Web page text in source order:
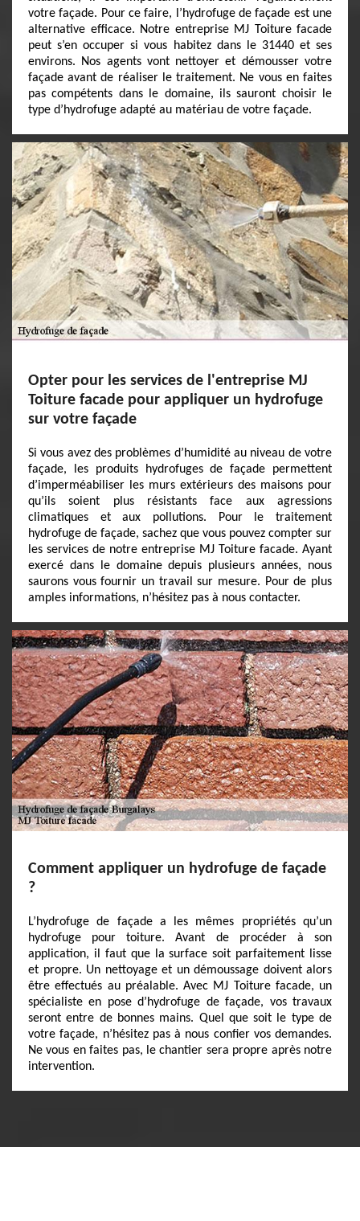
votre façade. Pour ce faire, l’hydrofuge de façade est une
alternative efficace. Notre entreprise MJ Toiture facade
peut s’en occuper si vous habitez dans le 31440 et ses
environs. Nos agents vont nettoyer et démousser votre
façade avant de réaliser le traitement. Ne vous en faites
pas compétents dans le domaine, ils sauront choisir le
type d’hydrofuge adapté au matériau de votre façade.
Opter pour les services de l'entreprise MJ
Toiture facade pour appliquer un hydrofuge
sur votre façade
Si vous avez des problèmes d’humidité au niveau de votre
façade, les produits hydrofuges de façade permettent
d’imperméabiliser les murs extérieurs des maisons pour
qu’ils soient plus résistants face aux agressions
climatiques et aux pollutions. Pour le traitement
hydrofuge de façade, sachez que vous pouvez compter sur
les services de notre entreprise MJ Toiture facade. Ayant
exercé dans le domaine depuis plusieurs années, nous
saurons vous fournir un travail sur mesure. Pour de plus
amples informations, n’hésitez pas à nous contacter.
Comment appliquer un hydrofuge de façade
?
L’hydrofuge de façade a les mêmes propriétés qu’un
hydrofuge pour toiture. Avant de procéder à son
application, il faut que la surface soit parfaitement lisse
et propre. Un nettoyage et un démoussage doivent alors
être effectués au préalable. Avec MJ Toiture facade, un
spécialiste en pose d’hydrofuge de façade, vos travaux
seront entre de bonnes mains. Quel que soit le type de
votre façade, n’hésitez pas à nous confier vos demandes.
Ne vous en faites pas, le chantier sera propre après notre
intervention.